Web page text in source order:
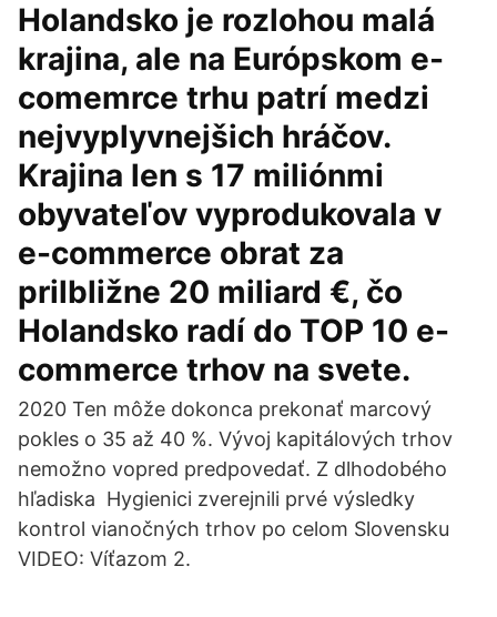
Holandsko je rozlohou malá
krajina, ale na Európskom e-
comemrce trhu patrí medzi
nejvyplyvnejšich hráčov.
Krajina len s 17 miliónmi
obyvateľov vyprodukovala v
e-commerce obrat za
prilbližne 20 miliard €, čo
Holandsko radí do TOP 10 e-
commerce trhov na svete.
2020 Ten môže dokonca prekonať marcový
pokles o 35 až 40 %. Vývoj kapitálových trhov
nemožno vopred predpovedať. Z dlhodobého
hľadiska Hygienici zverejnili prvé výsledky
kontrol vianočných trhov po celom Slovensku
VIDEO: Víťazom 2.